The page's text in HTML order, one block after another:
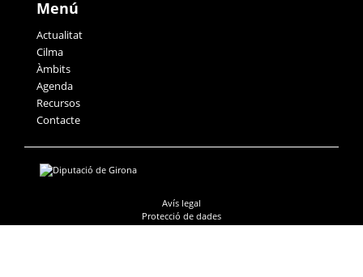
Menú
Actualitat
Cilma
Àmbits
Agenda
Recursos
Contacte
Avís legal
Protecció de dades
Accessibilitat